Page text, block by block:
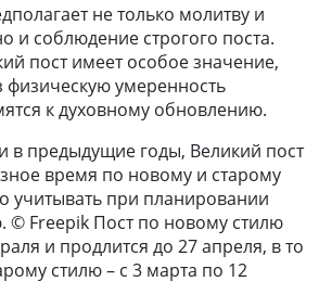
не только молитву и
и соблюдение строгого поста.
пост имеет особое значение,
физическую умеренность
к духовному обновлению.
в предыдущие годы, Великий пост
время по новому и старому
учитывать при планировании
© Freepik Пост по новому стилю
и продлится до 27 апреля, в то
стилю – с 3 марта по 12